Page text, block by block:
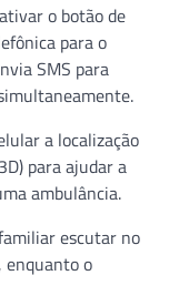
o botão de
para o
SMS para
a localização
para ajudar a
ambulância.
escutar no
enquanto o